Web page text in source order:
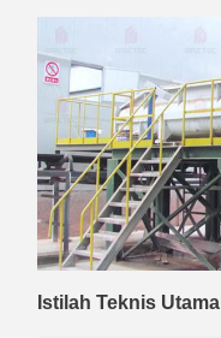
Istilah Teknis Utama